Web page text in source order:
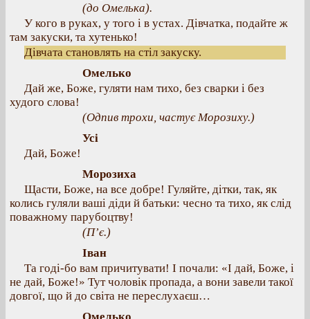
(до Омелька).
У кого в руках, у того і в устах. Дівчатка, подайте ж
там закуски, та хутенько!
Дівчата становлять на стіл закуску.
Омелько
Дай же, Боже, гуляти нам тихо, без сварки і без
худого слова!
(Одпив трохи, частує Морозиху.)
Усі
Дай, Боже!
Морозиха
Щасти, Боже, на все добре! Гуляйте, дітки, так, як
колись гуляли ваші діди й батьки: чесно та тихо, як слід
поважному парубоцтву!
(П’є.)
Іван
Та годі-бо вам причитувати! І почали: «І дай, Боже, і
не дай, Боже!» Тут чоловік пропада, а вони завели такої
довгої, що й до світа не переслухаєш…